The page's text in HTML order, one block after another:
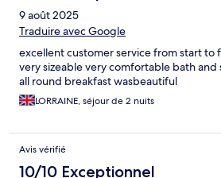
9 août 2025
Traduire avec Google
excellent customer service from start to
very sizeable very comfortable bath
all round breakfast wasbeautiful
LORRAINE, séjour de 2 nuits
Avis vérifié
10/10 Exceptionnel